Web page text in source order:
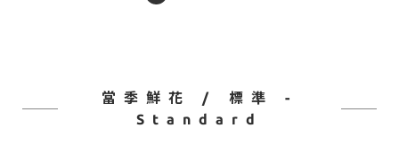
當季鮮花 / 標準 -
Standard